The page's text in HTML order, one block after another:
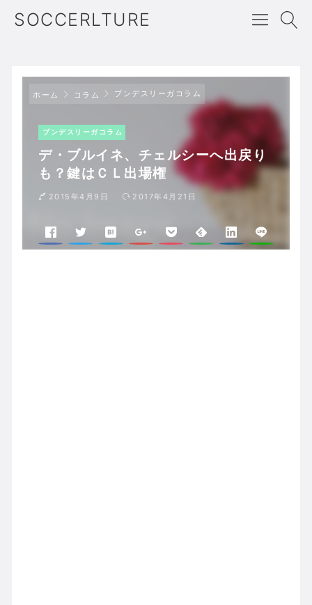
SOCCERLTURE
ホーム コラム ブンデスリーガコラム
ブンデスリーガコラム
デ・ブルイネ、チェルシーへ出戻り
も？鍵はＣＬ出場権
2015年4月9日 2017年4月21日